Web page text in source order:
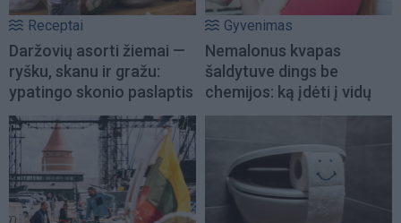
Receptai
Daržovių asorti žiemai —
ryšku, skanu ir gražu:
ypatingo skonio paslaptis
Gyvenimas
Nemalonus kvapas
šaldytuve dings be
chemijos: ką įdėti į vidų